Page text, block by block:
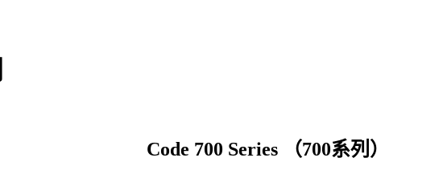
Code 700 Series （700系列）